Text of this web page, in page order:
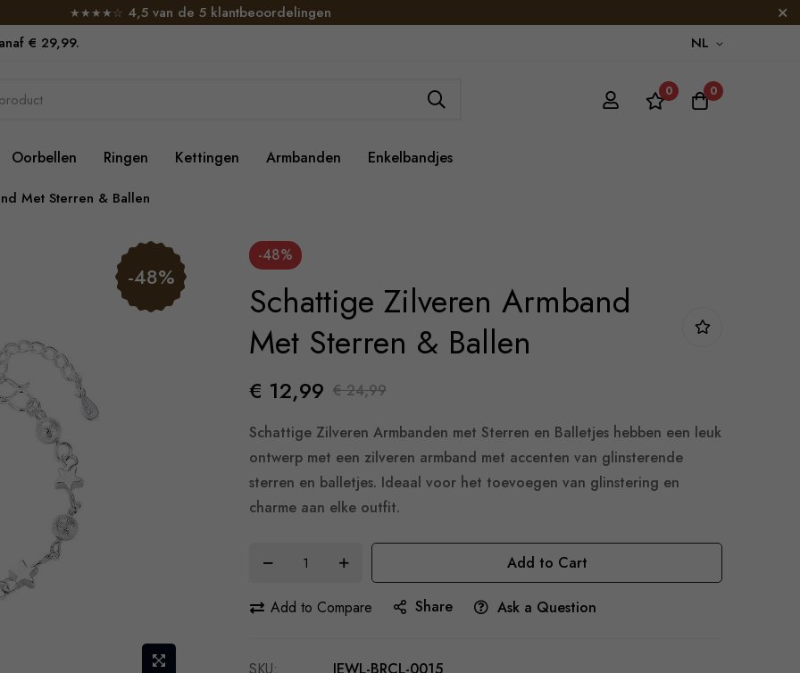
★★★★☆ 4,5 van de 5 klantbeoordelingen
€ 29,99.
NL
0 0
Oorbellen Ringen Kettingen Armbanden Enkelbandjes
Met Sterren & Ballen
-48%
-48%
Schattige Zilveren Armband
Met Sterren & Ballen
€ 12,99 € 24,99
Schattige Zilveren Armbanden met Sterren en Balletjes hebben een leuk
ontwerp met een zilveren armband met accenten van glinsterende
sterren en balletjes. Ideaal voor het toevoegen van glinstering en
charme aan elke outfit.
Add to Cart
Add to Compare Share Ask a Question